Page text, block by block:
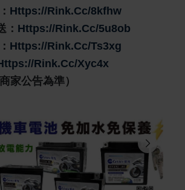
Https://rink.cc/8kfhw
： Https://rink.cc/5u8ob
Https://rink.cc/ts3xg
rink.cc/xyc4x
家公告為準）